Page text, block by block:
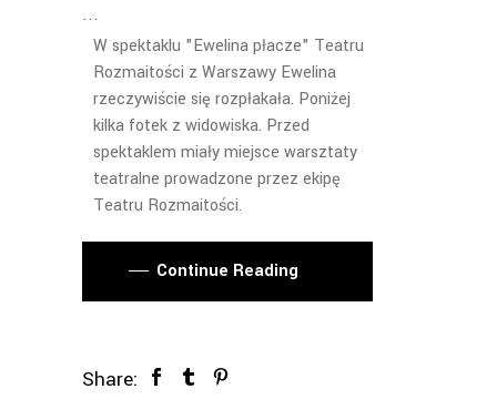
W spektaklu "Ewelina płacze" Teatru
Rozmaitości z Warszawy Ewelina
rzeczywiście się rozpłakała. Poniżej
kilka fotek z widowiska. Przed
spektaklem miały miejsce warsztaty
teatralne prowadzone przez ekipę
Teatru Rozmaitości.
Continue Reading
Share: